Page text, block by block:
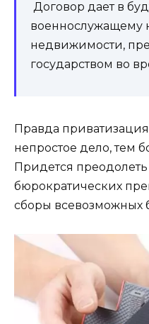
Договор дает в
военнослужащему
недвижимости,
государством во
Правда
непростое дело, тем
Придется
бюрократических
сборы всевозможных